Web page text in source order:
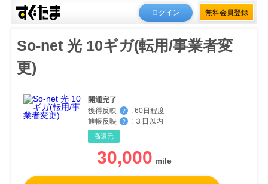
ログイン 無料会員登録
So-net 光 10ギガ(転用/事業者変
更)
開通完了
獲得反映
？ : 60日程度
通帳反映
？ : ３日以内
高還元
30,000